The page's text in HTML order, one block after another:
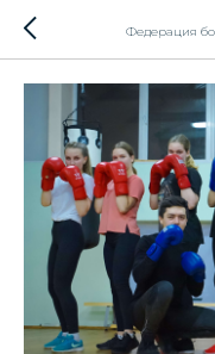
Федерация